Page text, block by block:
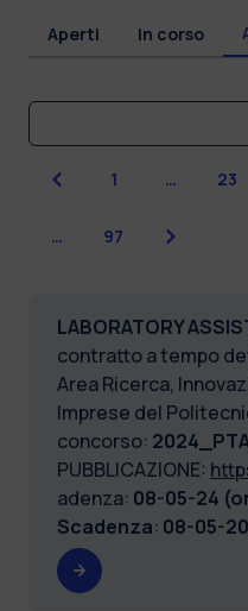
Aperti In corso
Precedente
1 … 23
… 97
LABORATORY
contratto a tempo
Area Ricerca,
Imprese del
concorso:
PUBBLICAZIONE:
adenza: 08-05-24
Scadenza: 08-05-